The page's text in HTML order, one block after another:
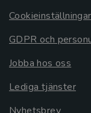
Cookieinställningar
GDPR och
Jobba hos oss
Lediga tjänster